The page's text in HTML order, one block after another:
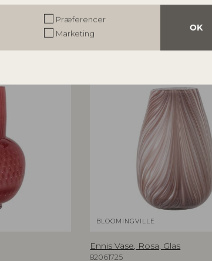
OK
Præferencer
Marketing
BLOOMINGVILLE
Ennis Vase, Rosa, Glas
82061725